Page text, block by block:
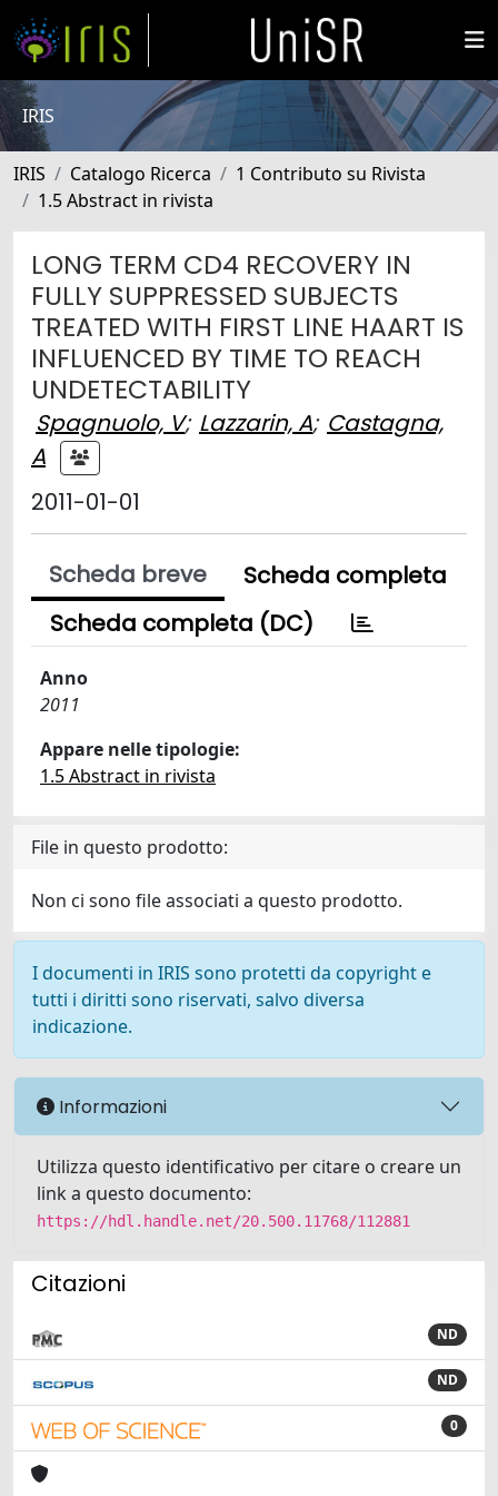
IRIS
IRIS Catalogo Ricerca
1 Contributo su Rivista
1.5 Abstract in rivista
LONG TERM CD4 RECOVERY IN
FULLY SUPPRESSED SUBJECTS
TREATED WITH FIRST LINE HAART IS
INFLUENCED BY TIME TO REACH
UNDETECTABILITY
Spagnuolo, V; Lazzarin, A; Castagna,
A
2011-01-01
Scheda breve
Scheda completa
Scheda completa (DC)
Anno
2011
Appare nelle tipologie:
1.5 Abstract in rivista
File in questo prodotto:
Non ci sono file associati a questo prodotto.
I documenti in IRIS sono protetti da copyright e
tutti i diritti sono riservati, salvo diversa
indicazione.
Informazioni
Utilizza questo identificativo per citare o creare un
link a questo documento:
https://hdl.handle.net/20.500.11768/112881
Citazioni
ND
ND
0